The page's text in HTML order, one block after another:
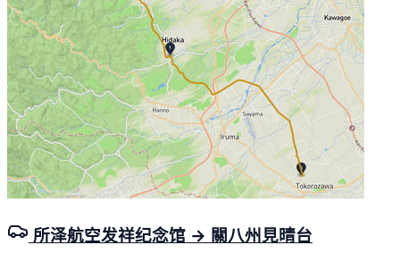
所泽航空发祥纪念馆 → 關八州見晴台